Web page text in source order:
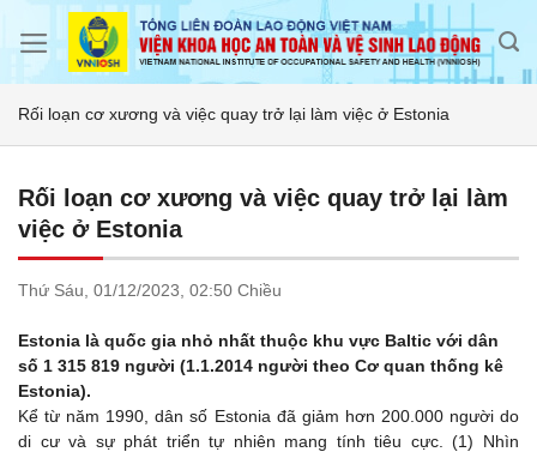
Rối loạn cơ xương và việc quay trở lại làm việc ở Estonia
Rối loạn cơ xương và việc quay trở lại làm
việc ở Estonia
Thứ Sáu, 01/12/2023, 02:50 Chiều
Estonia là quốc gia nhỏ nhất thuộc khu vực Baltic với dân
số 1 315 819 người (1.1.2014 người theo Cơ quan thống kê
Estonia).
Kể từ năm 1990, dân số Estonia đã giảm hơn 200.000 người do
di cư và sự phát triển tự nhiên mang tính tiêu cực. (1) Nhìn